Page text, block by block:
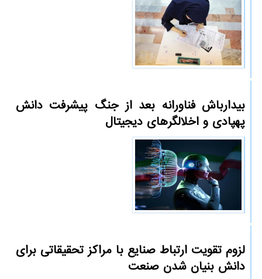
بیدارباش فناورانه بعد از جنگ پیشرفت دانش
پهپادی و اخلالگرهای دیجیتال
لزوم تقویت ارتباط صنایع با مراکز تحقیقاتی برای
دانش بنیان شدن صنعت